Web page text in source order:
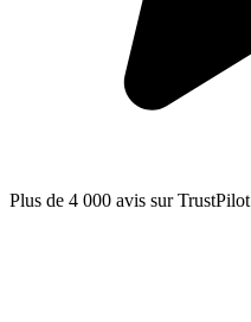
Plus de 4 000 avis sur TrustPilot